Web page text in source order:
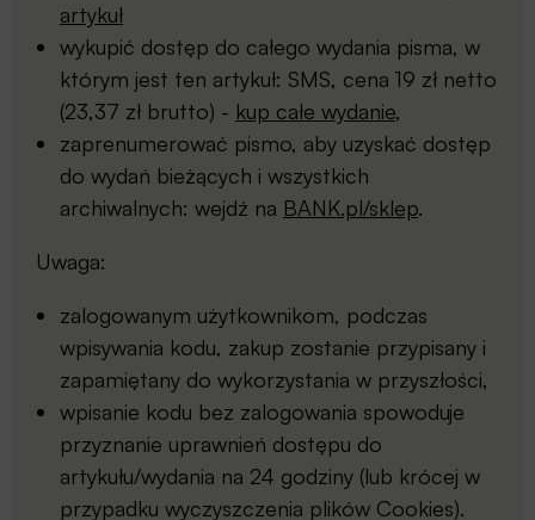
artykuł
wykupić dostęp do całego wydania pisma, w
którym jest ten artykuł: SMS, cena 19 zł netto
(23,37 zł brutto) - kup całe wydanie,
zaprenumerować pismo, aby uzyskać dostęp
do wydań bieżących i wszystkich
archiwalnych: wejdź na BANK.pl/sklep.
Uwaga:
zalogowanym użytkownikom, podczas
wpisywania kodu, zakup zostanie przypisany i
zapamiętany do wykorzystania w przyszłości,
wpisanie kodu bez zalogowania spowoduje
przyznanie uprawnień dostępu do
artykułu/wydania na 24 godziny (lub krócej w
przypadku wyczyszczenia plików Cookies).